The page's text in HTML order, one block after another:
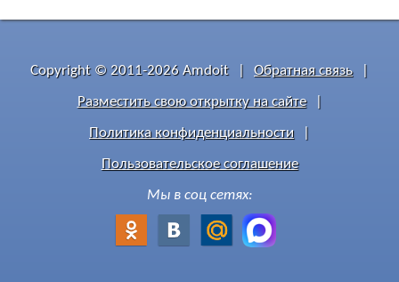
Copyright © 2011-2026 Amdoit Обратная связь
Разместить свою открытку на сайте
Политика конфиденциальности
Пользовательское соглашение
Мы в соц сетях: